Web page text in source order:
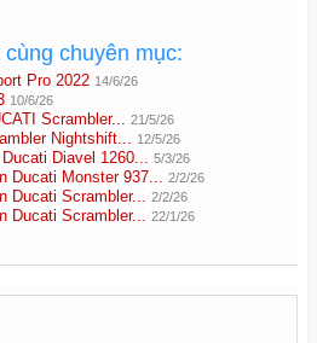
chuyên mục:
Pro 2022 14/6/26
10/6/26
Scrambler... 21/5/26
Nightshift... 12/5/26
Diavel 1260... 5/3/26
Ducati Monster 937... 2/2/26
Ducati Scrambler... 2/2/26
Ducati Scrambler... 22/1/26